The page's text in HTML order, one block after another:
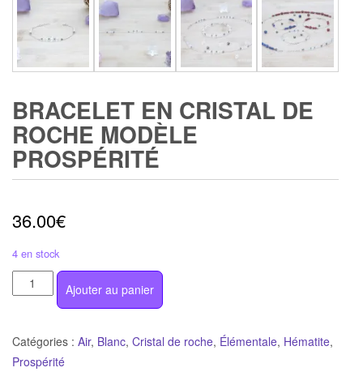
BRACELET EN CRISTAL DE
ROCHE MODÈLE
PROSPÉRITÉ
36.00€
4 en stock
quantité
de
en
cristal
Ajouter au panier
Catégories : Air, Blanc, Cristal de roche, Élémentale, Hématite,
Prospérité